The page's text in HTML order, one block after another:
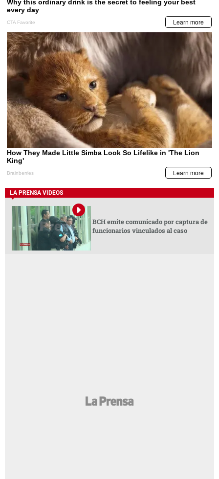
LA PRENSA VIDEOS
BCH emite comunicado por captura de
funcionarios vinculados al caso